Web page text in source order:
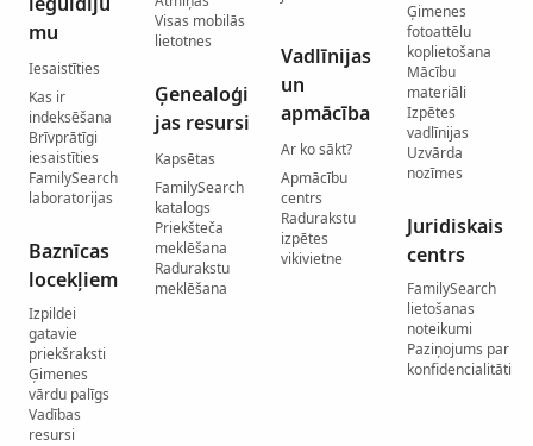
mu
Iesaistīties
Kas ir
indeksēšana
Brīvprātīgi
iesaistīties
FamilySearch
laboratorijas
Baznīcas
locekļiem
Izpildei
gatavie
priekšraksti
Ģimenes
vārdu palīgs
Vadības
resursi
Visas mobilās
lietotnes
Ģenealoģi
jas resursi
Kapsētas
FamilySearch
katalogs
Priekšteča
meklēšana
Radurakstu
meklēšana
Vadlīnijas
un
apmācība
Ar ko sākt?
Apmācību
centrs
Radurakstu
izpētes
vikivietne
Ģimenes
fotoattēlu
koplietošana
Mācību
materiāli
Izpētes
vadlīnijas
Uzvārda
nozīmes
Juridiskais
centrs
FamilySearch
lietošanas
noteikumi
Paziņojums par
konfidencialitāti